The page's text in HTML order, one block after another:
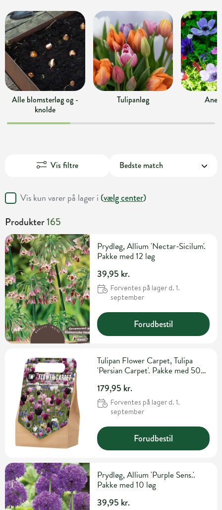
Alle blomsterløg og -
knolde
Tulipanløg
Vis filtre
Vis kun varer på lager i (vælg center)
Produkter165
Prydløg, Allium 'Nectar-Sicilum'.
Pakke med 12 løg
39,95 kr.
Forventes på lager d. 1.
september
Forudbestil
Tulipan Flower Carpet, Tulipa
'Persian Carpet'. Pakke med 50
179,95 kr.
Forventes på lager d. 1.
september
Forudbestil
Prydløg, Allium 'Purple Sens.'.
Pakke med 10 løg
39,95 kr.